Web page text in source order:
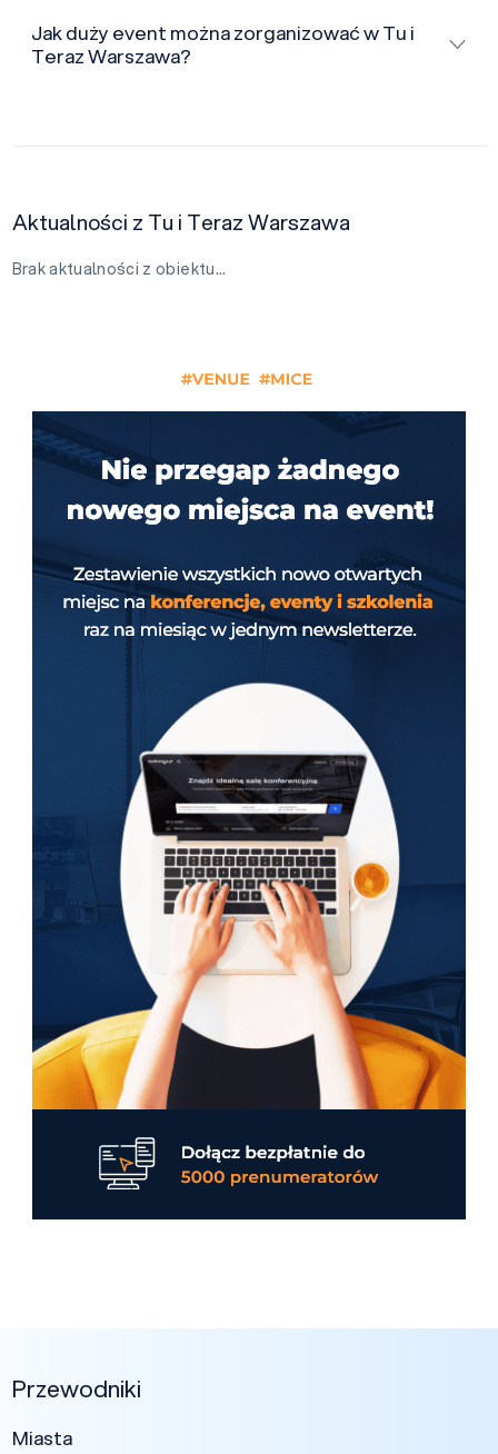
Jak duży event można zorganizować w Tu i
Teraz Warszawa?
Aktualności z Tu i Teraz Warszawa
Brak aktualności z obiektu…
Przewodniki
Miasta